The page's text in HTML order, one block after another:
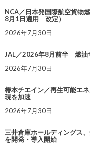
NCA／日本発国際航空貨物
8月1日適用 改定）
2026年7月30日
JAL／2026年8月前半 燃油
2026年7月30日
椿本チエイン／再生可能エ
現を加速
2026年7月30日
三井倉庫ホールディングス
を開発・導入開始